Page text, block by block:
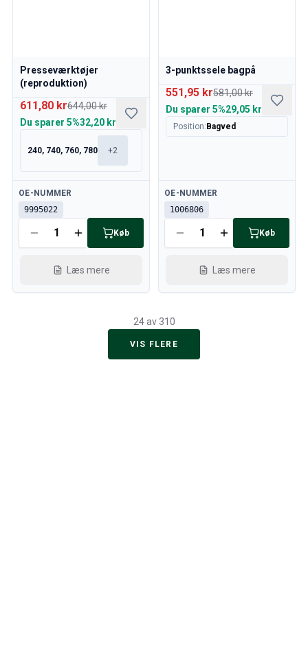
Presseværktøjer
(reproduktion)
611,80 kr644,00 kr
Du sparer 5%32,20 kr
240, 740, 760, 780 +2
Tilgængelig
OE-NUMMER
9995022
Køb
Læs mere
3-punktssele bagpå
551,95 kr581,00 kr
Du sparer 5%29,05 kr
Position: Bagved
Tilgængelig
OE-NUMMER
1006806
Køb
Læs mere
24 av 310
VIS FLERE